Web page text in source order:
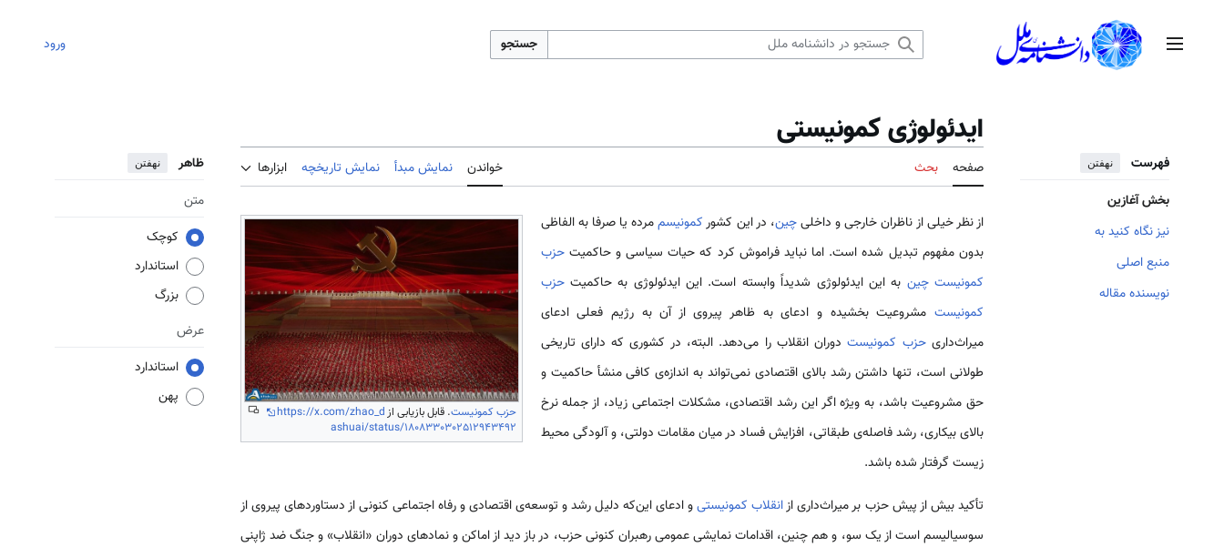
منوی اصلی جستجو ورود
فهرست نهفتن
بخش آغازین
نیز نگاه کنید به
منبع اصلی
نویسنده مقاله
ایدئولوژی کمونیستی
صفحه بحث خواندن نمایش مبدأ نمایش تاریخچه ابزارها ظاهر نهفتن
متن
کوچک
استاندارد
بزرگ
عرض
استاندارد
پهن
حزب کمونیست. قابل بازیابی از https://x.com/zhao_d
ashuai/status/1808330302512943492
از نظر خیلی از ناظران خارجی و داخلیچین، در این کشورکمونیسممرده یا صرفا به الفاظی
بدون مفهوم تبدیل شده است. اما نباید فراموش کرد که حیات سیاسی و حاکمیتحزب
کمونیست چین به این ایدئولوژی شدیداً وابسته است. این ایدئولوژی به حاکمیتحزب
کمونیست مشروعیت بخشیده و ادعای به ظاهر پیروی از آن به رژیم فعلی ادعای
میراث‌داریحزب کمونیستدوران انقلاب را می‌دهد. البته، در کشوری که دارای تاریخی
طولانی است، تنها داشتن رشد بالای اقتصادی نمی‌تواند به اندازه‌ی کافی منشأ حاکمیت و
حق مشروعیت باشد، به ویژه اگر این رشد اقتصادی، مشکلات اجتماعی زیاد، از جمله نرخ
بالای بیکاری، رشد فاصله‌ی طبقاتی، افزایش فساد در میان مقامات دولتی، و آلودگی محیط
زیست گرفتار شده باشد.
تأکید بیش از پیش حزب بر میراث‌داری ازانقلاب کمونیستیو ادعای این‌که دلیل رشد و توسعه‌ی اقتصادی و رفاه اجتماعی کنونی از دستاوردهای پیروی از
سوسیالیسم است از یک سو، و هم چنین، اقدامات نمایشی عمومی رهبران کنونی حزب، در باز دید از اماکن و نمادهای دوران «انقلاب» و جنگ ضد ژاپنی